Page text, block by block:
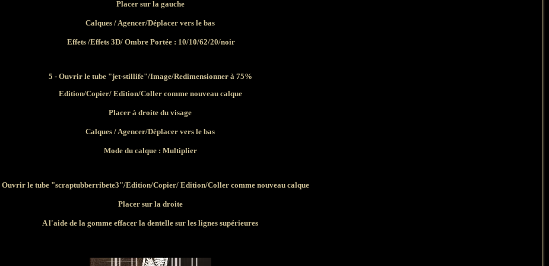
Placer sur la gauche
Calques / Agencer/Déplacer vers le bas
Effets /Effets 3D/ Ombre Portée : 10/10/62/20/noir
5 - Ouvrir le tube "jet-stillife"/Image/Redimensionner à 75%
Edition/Copier/ Edition/Coller comme nouveau calque
Placer à droite du visage
Calques / Agencer/Déplacer vers le bas
Mode du calque : Multiplier
Ouvrir le tube "scraptubberribete3"/Edition/Copier/ Edition/Coller comme nouveau calque
Placer sur la droite
A l'aide de la gomme effacer la dentelle sur les lignes supérieures